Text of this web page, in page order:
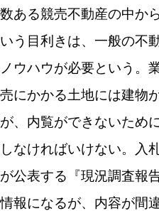
数ある競売不動産の中か
いう目利きは、一般の不
ノウハウが必要という。
売にかかる土地には建物
が、内覧ができないため
しなければいけない。入
が公表する『現況調査報
情報になるが、内容が間